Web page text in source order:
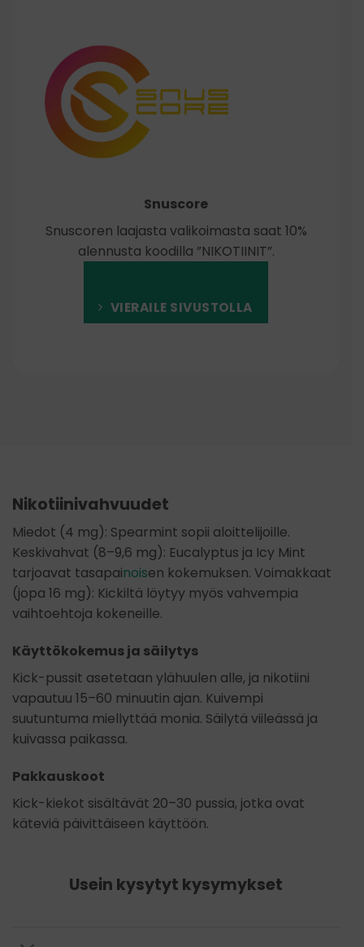
Snuscore
Snuscoren laajasta valikoimasta saat 10%
alennusta koodilla ”NIKOTIINIT”.
VIERAILE SIVUSTOLLA
Nikotiinivahvuudet
Miedot (4 mg): Spearmint sopii aloittelijoille.
Keskivahvat (8–9,6 mg): Eucalyptus ja Icy Mint
tarjoavat tasapainoisen kokemuksen. Voimakkaat
(jopa 16 mg): Kickiltä löytyy myös vahvempia
vaihtoehtoja kokeneille.
Käyttökokemus ja säilytys
Kick-pussit asetetaan ylähuulen alle, ja nikotiini
vapautuu 15–60 minuutin ajan. Kuivempi
suutuntuma miellyttää monia. Säilytä viileässä ja
kuivassa paikassa.
Pakkauskoot
Kick-kiekot sisältävät 20–30 pussia, jotka ovat
käteviä päivittäiseen käyttöön.
Usein kysytyt kysymykset